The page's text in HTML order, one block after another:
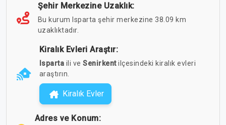
Şehir Merkezine Uzaklık:
Bu kurum Isparta şehir merkezine 38.09 km
uzaklıktadır.
Kiralık Evleri Araştır:
Isparta ili ve Senirkentilçesindeki kiralık evleri
araştırın.
Kiralık Evler
Adres ve Konum: